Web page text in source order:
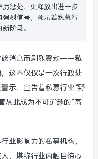
惩处，更释放出进一步
强烈信号，预示着私募行
阶段。
磅消息而剧烈震动——私
，这不仅仅是一次行政处
示，宣告着私募行业“野
从此成为不可逾越的“高
业影响力的私募机构，
，堪称行业内触目惊心